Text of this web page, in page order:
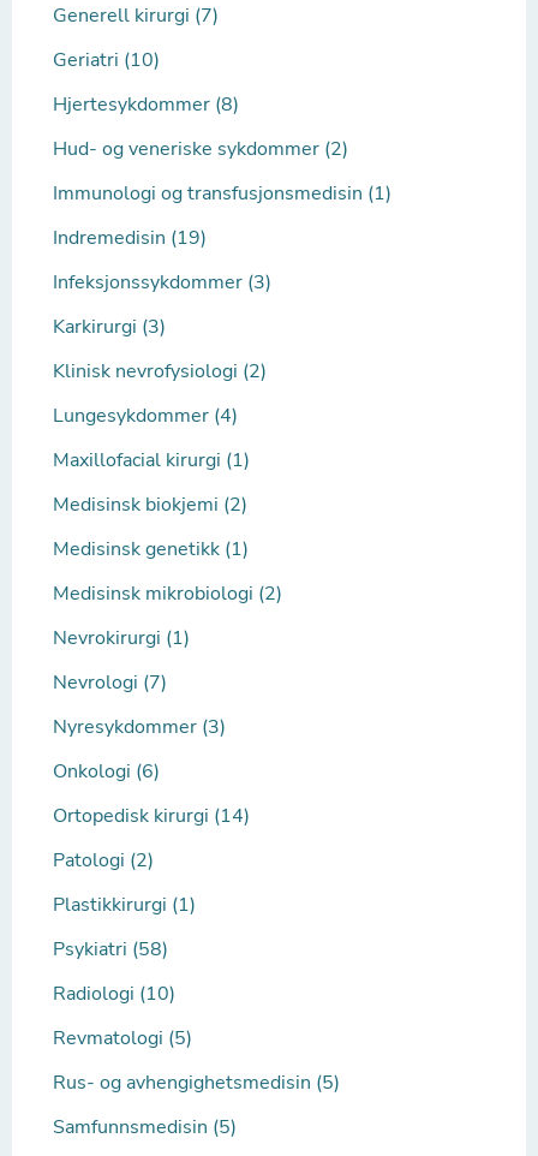
Generell kirurgi (7)
Geriatri (10)
Hjertesykdommer (8)
Hud- og veneriske sykdommer (2)
Immunologi og transfusjonsmedisin (1)
Indremedisin (19)
Infeksjonssykdommer (3)
Karkirurgi (3)
Klinisk nevrofysiologi (2)
Lungesykdommer (4)
Maxillofacial kirurgi (1)
Medisinsk biokjemi (2)
Medisinsk genetikk (1)
Medisinsk mikrobiologi (2)
Nevrokirurgi (1)
Nevrologi (7)
Nyresykdommer (3)
Onkologi (6)
Ortopedisk kirurgi (14)
Patologi (2)
Plastikkirurgi (1)
Psykiatri (58)
Radiologi (10)
Revmatologi (5)
Rus- og avhengighetsmedisin (5)
Samfunnsmedisin (5)